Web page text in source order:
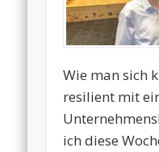
Wie man sich
resilient mit
ich diese